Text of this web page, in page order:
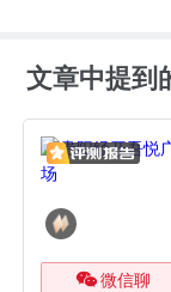
文章中提到
微信聊